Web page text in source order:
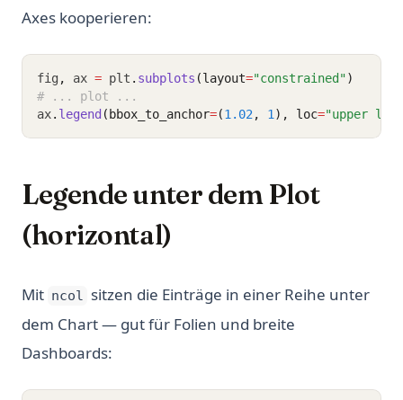
Axes kooperieren:
fig , ax = plt . subplots (layout="constrained")
# ... plot ...
ax. legend (bbox_to_anchor=(1.02 , 1 ), loc="upper
Legende unter dem Plot
(horizontal)
Mit ncol
sitzen die Einträge in einer Reihe unter
dem Chart — gut für Folien und breite
Dashboards: